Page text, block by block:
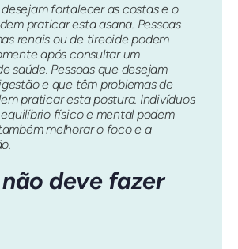
desejam fortalecer as costas e o
praticar esta asana. Pessoas
renais ou de tireoide podem
após consultar um
saúde. Pessoas que desejam
e que têm problemas de
praticar esta postura. Indivíduos
físico e mental podem
melhorar o foco e a
deve fazer